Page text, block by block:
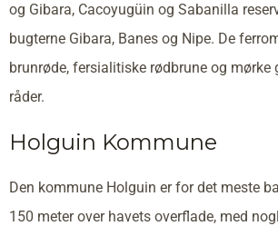
og Gibara, Cacoyugüin og Sabanilla
bugterne Gibara, Banes og Nipe. De
brunrøde, fersialitiske rødbrune og mørke
råder.
Holguin Kommune
Den kommune Holguin er for det meste
150 meter over havets overflade, med